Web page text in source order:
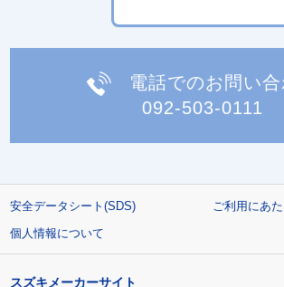
電話でのお問い
092-503-0111
安全データシート(SDS)
ご利用にあ
個人情報について
スズキメーカーサイト